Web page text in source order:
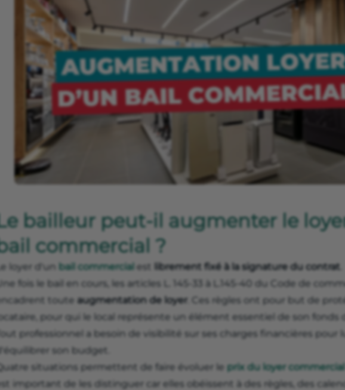
bailleur peut-il augmenter le
commercial ?
loyer d'un bail commercial est librement fixé à la signature du contrat
fois le bail en cours, les articles L. 145-33 à L.145-40 du Code de
toute augmentation de loyer . Ces règles ont pour but de
pour qui le local représente un élément essentiel de son fonds
professionnel a besoin de visibilité sur ses charges financières pour
son budget.
situations permettent de faire évoluer le prix du loyer commercial
important de les distinguer car elles obéissent à des règles, des